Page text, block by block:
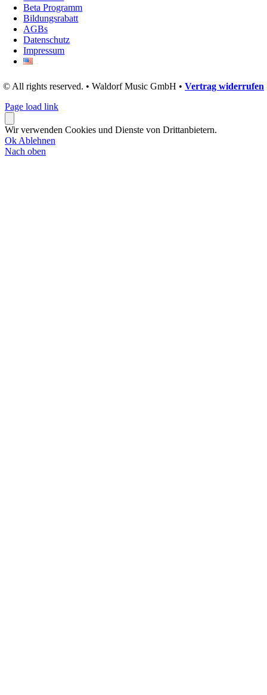
Beta Programm
Bildungsrabatt
AGBs
Datenschutz
Impressum
© All rights reserved. • Waldorf Music GmbH • Vertrag widerrufen
Page load link
Wir verwenden Cookies und Dienste von Drittanbietern.
Ok Ablehnen
Nach oben